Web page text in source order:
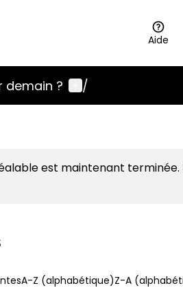
Aide
demain ? Menu utilisateur
/
est maintenant terminée.
A-Z (alphabétique)Z-A